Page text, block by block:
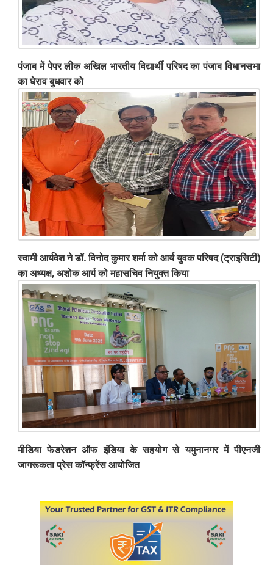
पंजाब में पेपर लीक अखिल भारतीय विद्यार्थी परिषद का पंजाब विधानसभा
का घेराव बुधवार को
स्वामी आर्यवेश ने डॉ. विनोद कुमार शर्मा को आर्य युवक परिषद (ट्राइसिटी)
का अध्यक्ष, अशोक आर्य को महासचिव नियुक्त किया
मीडिया फेडरेशन ऑफ इंडिया के सहयोग से यमुनानगर में पीएनजी
जागरूकता प्रेस कॉन्फ्रेंस आयोजित